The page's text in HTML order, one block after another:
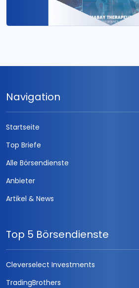
Navigation
Startseite
Top Briefe
Alle Börsendienste
Anbieter
Artikel & News
Top 5 Börsendienste
Cleverselect Investments
TradingBrothers